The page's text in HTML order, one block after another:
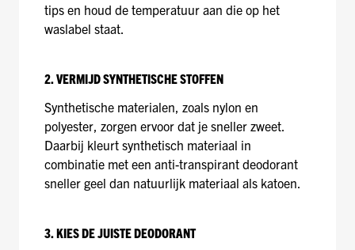
tips en houd de temperatuur aan die op het
waslabel staat.
2. VERMIJD SYNTHETISCHE STOFFEN
Synthetische materialen, zoals nylon en
polyester, zorgen ervoor dat je sneller zweet.
Daarbij kleurt synthetisch materiaal in
combinatie met een anti-transpirant deodorant
sneller geel dan natuurlijk materiaal als katoen.
3. KIES DE JUISTE DEODORANT